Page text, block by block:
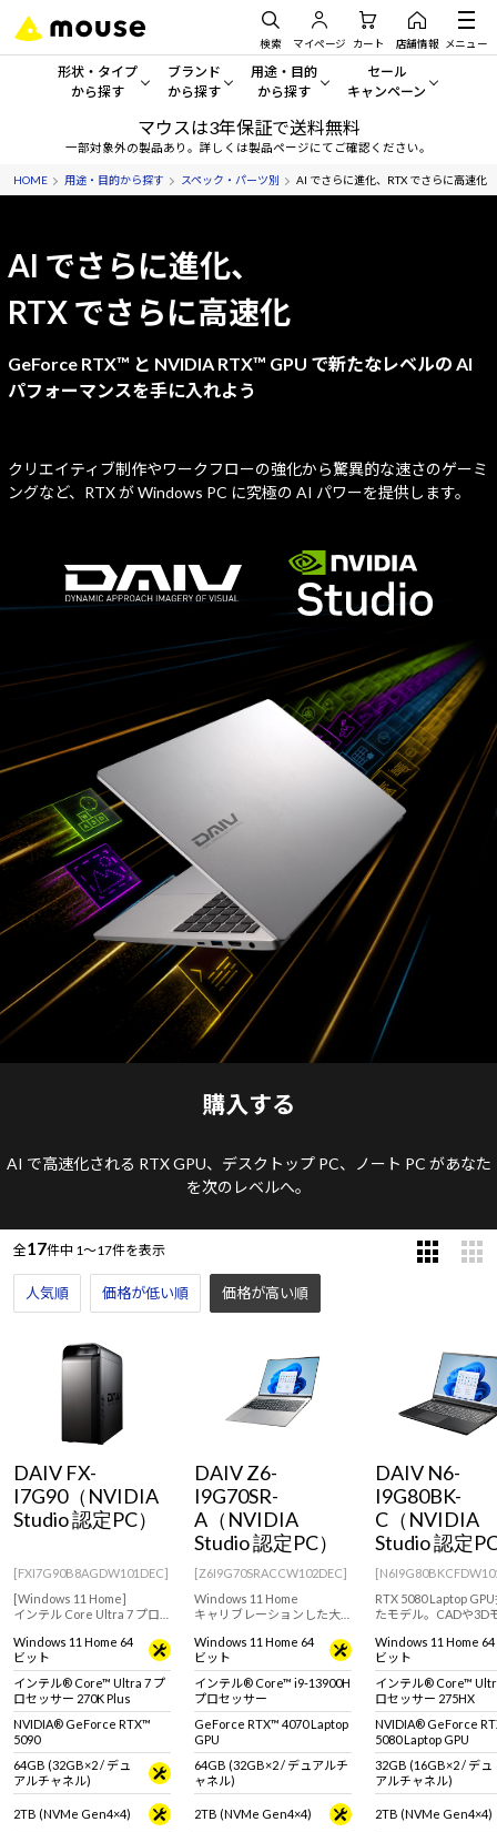
検索 マイページ カート 店舗情報 メニュー
形状・タイプ
から探す
形状・タイプから探す をすべてみる
デスクトップPC
ワークステーション
ディスプレイ
ブランド
から探す
mouse
G TUNE
iiyama
用途・目的
から探す
一般向けパソコン
ゲーミングPC・ゲーム向けパソコン
ビジネス向けパソコン
セール
キャンペーン
セール・キャンペー
期間限定セール
今イチオシのパソコンをピ
マウスは3年保証で送料無料
一部対象外の製品あり。詳しくは製品ページにてご確認ください。
HOME 用途・目的から探す スペック・パーツ別 AI でさらに進化、RTX でさらに高速化
AI でさらに進化、
RTX でさらに高速化
GeForce RTX™ と NVIDIA RTX™ GPU で新たなレベルの AI
パフォーマンスを手に入れよう
クリエイティブ制作やワークフローの強化から驚異的な速さのゲーミ
ングなど、RTX が Windows PC に究極の AI パワーを提供します。
購入する
AI で高速化される RTX GPU、デスクトップ PC、ノート PC があなた
を次のレベルへ。
全17件中 1～17件を表示
人気順 価格が低い順 価格が高い順
DAIV FX-
I7G90（NVIDIA
Studio 認定PC）
[FXI7G90B8AGDW101DEC]
[Windows 11 Home]
インテル Core Ultra 7 プロ
リエイターに向けたデスク
トップPC
Windows 11 Home 64
ビット
インテル® Core™ Ultra 7 プ
ロセッサー 270K Plus
NVIDIA® GeForce RTX™
5090
64GB (32GB×2 / デュ
アルチャネル)
2TB (NVMe Gen4×4)
DAIV Z6-
I9G70SR-
A（NVIDIA
Studio 認定PC）
[Z6I9G70SRACCW102DEC]
Windows 11 Home
キャリブレーションした大
ー向けモダンPC。CADや
3DCG作業など高負荷の作業
におすすめ。＜メモリ・ス
トレージ増量モデル＞
Windows 11 Home 64
ビット
インテル® Core™ i9-13900H
プロセッサー
GeForce RTX™ 4070 Laptop
GPU
64GB (32GB×2 / デュアルチ
ャネル)
2TB (NVMe Gen4×4)
DAIV N6-
I9G80BK-
C（NVIDIA
Studio 認定
RTX 5080 Laptop
たモデル。CADや3D
すめなクリエイター
型ノートPC
Windows 11 Home 64
ビット
インテル® Core™
ロセッサー 275HX
NVIDIA® GeForce
5080 Laptop GPU
32GB (16GB×2 / デュ
アルチャネル)
2TB (NVMe Gen4×4)